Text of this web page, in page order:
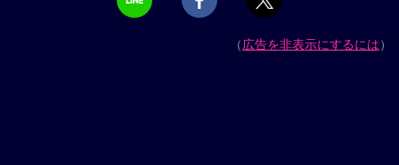
（広告を非表示にするには）